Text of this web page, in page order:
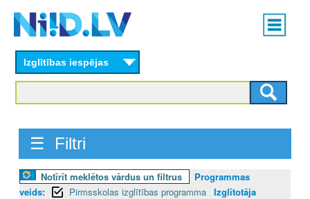
content
Main
menu
Izglītības iespējas
☰ Filtri
Notīrīt meklētos vārdus un filtrus
Programmas
veids:
Pirmsskolas izglītības programma Izglītotāja